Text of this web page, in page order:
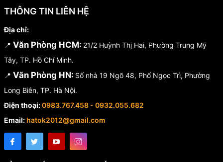
THÔNG TIN LIÊN HỆ
Địa chỉ:
📍 Văn Phòng HCM: 21/2 Huỳnh Thị Hai, Phường Trung Mỹ
Tây, TP. Hồ Chí Minh.
📍 Văn Phòng HN: Số nhà 19 Ngõ 48, Phố Ngọc Trì, Phường
Long Biên, TP. Hà Nội.
Điện thoại:0983.767.458 - 0932.055.682
Email: hatok2012@gmail.com